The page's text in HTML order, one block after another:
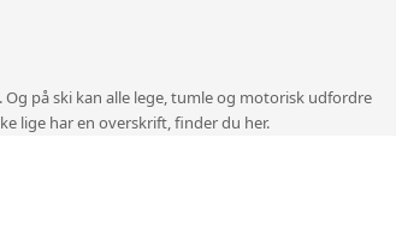
på ski kan alle lege, tumle og motorisk udfordre
lige har en overskrift, finder du her.